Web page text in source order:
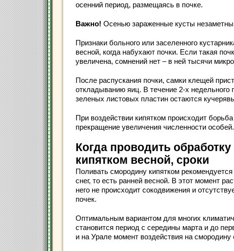
осенний период, размещаясь в почке.
Важно! Осенью зараженные кусты
Признаки больного или заселенного
весной, когда набухают почки. Если такая
увеличена, сомнений нет – в ней тысячи
После распускания почки, самки клещей
откладыванию яиц. В течение 2-х недельного
зеленых листовых пластин остаются
При воздействии кипятком происходит
прекращение увеличения численности особей.
Когда проводить
кипятком весной, сроки
Поливать смородину кипятком
снег, то есть ранней весной. В этот момент
него не происходит сокодвижения и
почек.
Оптимальным вариантом для многих
становится период с середины марта и до
и на Урале момент воздействия на смородину